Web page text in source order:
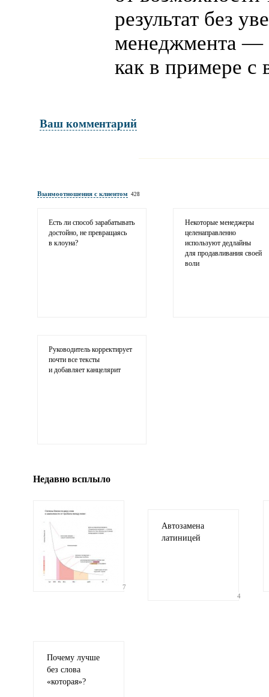
результат без
менеджмента —
как в примере с
Ваш комментарий
Взаимоотношения с клиентом 428
Есть ли способ зарабатывать
достойно, не превращаясь
в клоуна?
Некоторые менеджеры
целенаправленно
используют дедлайны
для продавливания своей
воли
Руководитель корректирует
почти все тексты
и добавляет канцелярит
Недавно всплыло
7
Автозамена
латиницей
4
Почему лучше
без слова
«которая»?